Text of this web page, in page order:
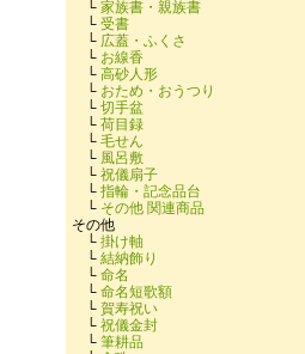
└ 家族書・親族書
└ 受書
└ 広蓋・ふくさ
└ お線香
└ 高砂人形
└ おため・おうつり
└ 切手盆
└ 荷目録
└ 毛せん
└ 風呂敷
└ 祝儀扇子
└ 指輪・記念品台
└ その他 関連商品
その他
└ 掛け軸
└ 結納飾り
└ 命名
└ 命名短歌額
└ 賀寿祝い
└ 祝儀金封
└ 筆耕品